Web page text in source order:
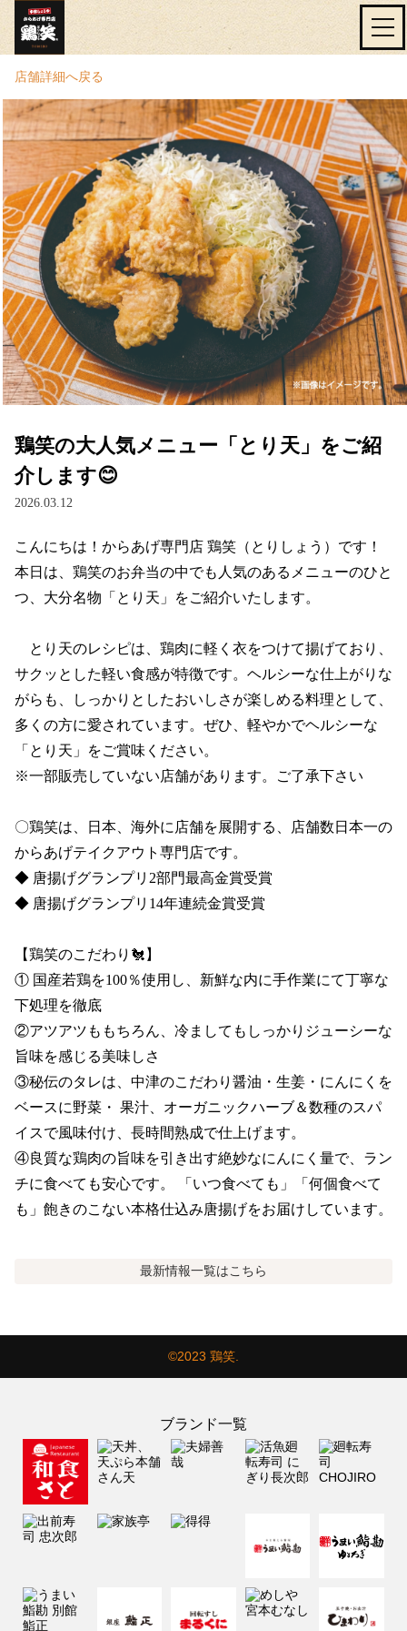
店舗詳細へ戻る
鶏笑の大人気メニュー「とり天」をご紹
介します😊
2026.03.12
こんにちは！からあげ専門店 鶏笑（とりしょう）です！
本日は、鶏笑のお弁当の中でも人気のあるメニューのひと
つ、大分名物「とり天」をご紹介いたします。
とり天のレシピは、鶏肉に軽く衣をつけて揚げており、
サクッとした軽い食感が特徴です。ヘルシーな仕上がりな
がらも、しっかりとしたおいしさが楽しめる料理として、
多くの方に愛されています。ぜひ、軽やかでヘルシーな
「とり天」をご賞味ください。
※一部販売していない店舗があります。ご了承下さい
〇鶏笑は、日本、海外に店舗を展開する、店舗数日本一の
からあげテイクアウト専門店です。
◆ 唐揚げグランプリ2部門最高金賞受賞
◆ 唐揚げグランプリ14年連続金賞受賞
【鶏笑のこだわり🐔】
① 国産若鶏を100％使用し、新鮮な内に手作業にて丁寧な
下処理を徹底
②アツアツももちろん、冷ましてもしっかりジューシーな
旨味を感じる美味しさ
③秘伝のタレは、中津のこだわり醤油・生姜・にんにくを
ベースに野菜・ 果汁、オーガニックハーブ＆数種のスパ
イスで風味付け、長時間熟成で仕上げます。
④良質な鶏肉の旨味を引き出す絶妙なにんにく量で、ラン
チに食べても安心です。 「いつ食べても」「何個食べて
も」飽きのこない本格仕込み唐揚げをお届けしています。
最新情報一覧はこちら
©2023 鶏笑.
ブランド一覧